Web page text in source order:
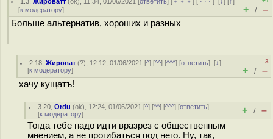
[к модератору] + / –
Больше альтернатив, хороших и разных
2.18 ,Жироват (?), 12:12, 01/06/2021 [^] [^^] [^^^] [ответить][↓]
[к модератору]
–3
+ / –
хачу кущатъ!
3.20 ,Ordu (ok), 12:24, 01/06/2021 [^] [^^] [^^^] [ответить]
[к модератору] + / –
Тогда тебе надо идти вразрез с общественным
мнением, а не прогибаться под него. Ну, так,